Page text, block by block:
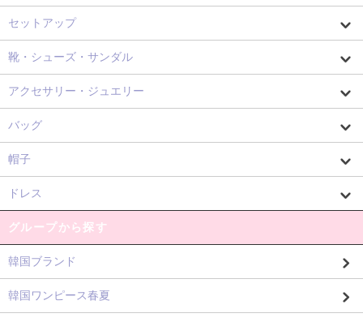
セットアップ
靴・シューズ・サンダル
アクセサリー・ジュエリー
バッグ
帽子
ドレス
グループから探す
韓国ブランド
韓国ワンピース春夏